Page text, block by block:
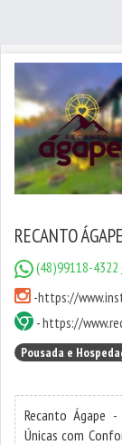
RECANTO ÁGAPE
(48)99118-4322
-https://
-https://
Pousada e
Recanto Ágape
Únicas com